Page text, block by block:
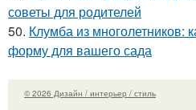
советы для родителей
50. Клумба из многолетников:
форму для вашего сада
© 2026 Дизайн / интерьер / стиль